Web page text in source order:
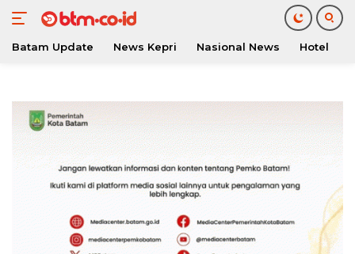
konten
Batam Update News Kepri Nasional News Hotel